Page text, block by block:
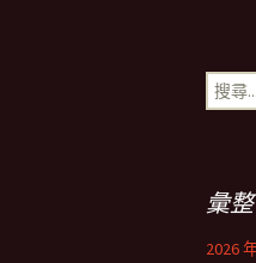
搜
尋
彙整
2026